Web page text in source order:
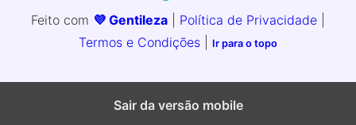
Feito com 💜 Gentileza Política de Privacidade
Termos e Condições
Ir para o topo
Sair da versão mobile